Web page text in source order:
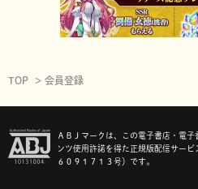
TOP 会員登録
ＡＢＪマークは、この電子書店・電
ンツ使用許諾を得た正規版配信サー
６０９１７１３号）です。